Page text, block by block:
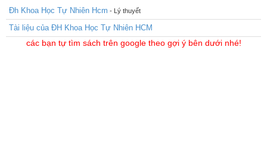
Đh Khoa Học Tự Nhiên Hcm - Lý thuyết
Tài liệu của ĐH Khoa Học Tự Nhiên HCM
các bạn tự tìm sách trên google theo gợi ý bên dưới nhé!